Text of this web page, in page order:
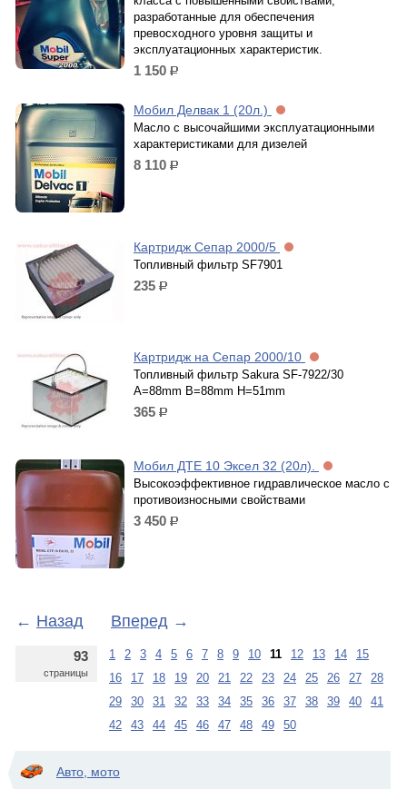
разработанные для обеспечения
превосходного уровня защиты и
эксплуатационных характеристик.
1 150 р.
Мобил Делвак 1 (20л.)
Масло с высочайшими эксплуатационными
характеристиками для дизелей
8 110 р.
Картридж Сепар 2000/5
Топливный фильтр SF7901
235 р.
Картридж на Сепар 2000/10
Топливный фильтр Sakura SF-7922/30
A=88mm B=88mm H=51mm
365 р.
Мобил ДТЕ 10 Эксел 32 (20л).
Высокоэффективное гидравлическое масло с
противоизносными свойствами
3 450 р.
← Назад Вперед →
93
страницы
1 2 3 4 5 6 7 8 9 10 11 12 13 14
15
16
17 18 19 20 21 22 23 24 25 26 27
28
29
30 31 32 33 34 35 36 37 38 39 40
41
42
43 44 45 46 47 48 49 50
Авто, мото